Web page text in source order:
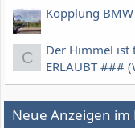
Kopplung
C
Der Himmel ist
ERLAUBT ###
Neue Anzeigen